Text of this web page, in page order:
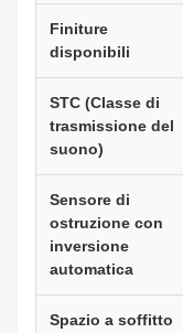
Finiture
disponibili
STC (Classe di
trasmissione del
suono)
Sensore di
ostruzione con
inversione
automatica
Spazio a soffitto